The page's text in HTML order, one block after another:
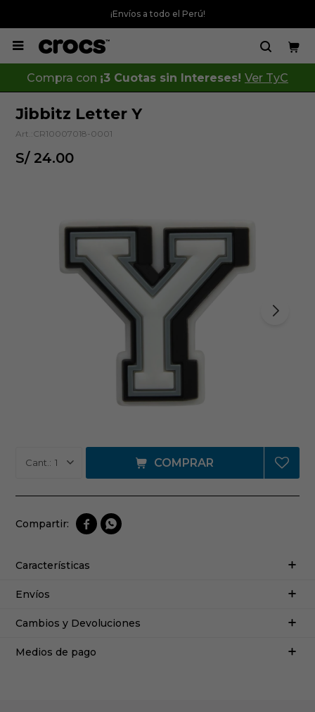
¡Envíos a todo el Perú!

Compra con ¡3 Cuotas sin Intereses! Ver TyC
Jibbitz Letter Y
CR10007018-0001
S/ 24.00
1 COMPRAR
 
Características
Envíos
Cambios y Devoluciones
Medios de pago